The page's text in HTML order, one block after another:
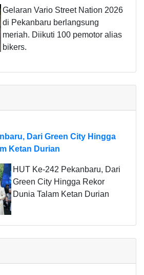
Gelaran Vario Street Nation 2026
di Pekanbaru berlangsung
meriah. Diikuti 100 pemotor alias
bikers.
Dari Green City Hingga
Ketan Durian
HUT Ke-242 Pekanbaru, Dari
Green City Hingga Rekor
Dunia Talam Ketan Durian